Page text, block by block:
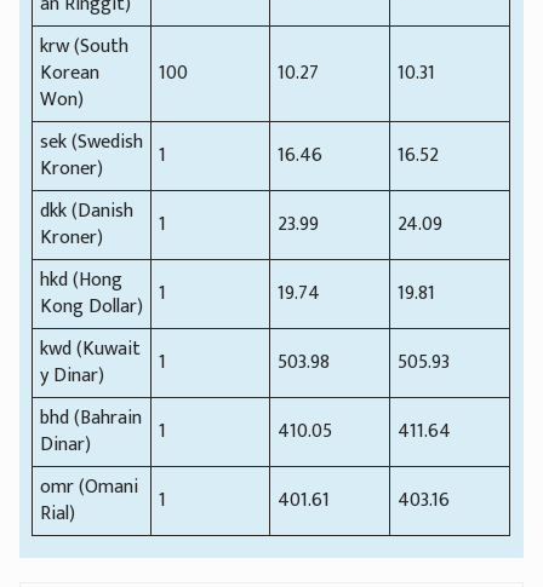
krw (South
Korean
Won)
100 10.27 10.31
sek (Swedish
Kroner)
1 16.46
16.52
dkk (Danish
Kroner)
1 23.99
24.09
hkd (Hong
Kong Dollar) 1 19.74
19.81
kwd (Kuwait
y Dinar)
1 503.98
505.93
bhd (Bahrain
Dinar)
1 410.05
411.64
omr (Omani
Rial)
1 401.61 403.16